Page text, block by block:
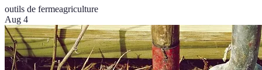
outils de fermeagriculture
Aug 4